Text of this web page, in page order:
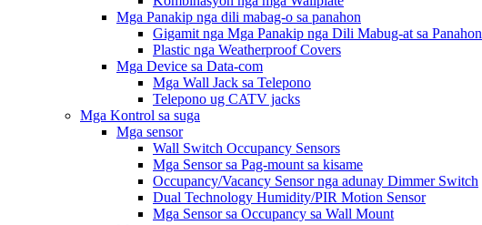
Mga Panakip nga dili mabag-o sa panahon
Gigamit nga Mga Panakip nga Dili Mabug-at sa Panahon
Plastic nga Weatherproof Covers
Mga Device sa Data-com
Mga Wall Jack sa Telepono
Telepono ug CATV jacks
Mga Kontrol sa suga
Mga sensor
Wall Switch Occupancy Sensors
Mga Sensor sa Pag-mount sa kisame
Occupancy/Vacancy Sensor nga adunay Dimmer Switch
Dual Technology Humidity/PIR Motion Sensor
Mga Sensor sa Occupancy sa Wall Mount